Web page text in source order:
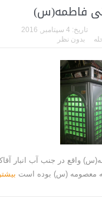
فاطمه(س)
تاریخ: 4 سپتامبر, 2016
بدون نظر
واقع در جنب آب انبار
معصومه (س) بوده است